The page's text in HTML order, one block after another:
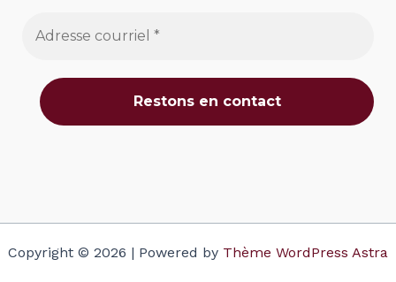
Copyright © 2026 | Powered by Thème WordPress Astra